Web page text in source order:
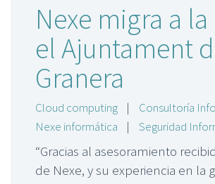
Nexe migra a
el Ajuntament
Granera
Cloud computing | Consultoría
Nexe informática
| Seguridad
“Gracias al asesoramiento
de Nexe, y su experiencia en la